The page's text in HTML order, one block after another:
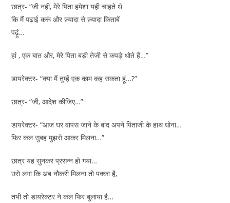
छात्र- “जी नहीं, मेरे पिता हमेशा यही चाहते थे
कि मैं पढ़ाई करूं और ज़्यादा से ज़्यादा किताबें
पढ़ूं…
हां , एक बात और, मेरे पिता बड़ी तेजी से कपड़े धोते हैं…”
डायरेक्टर- “क्या मैं तुम्हें एक काम कह सकता हूं…?”
छात्र- “जी, आदेश कीजिए…”
डायरेक्टर- “आज घर वापस जाने के बाद अपने पिताजी के हाथ धोना…
फिर कल सुबह मुझसे आकर मिलना…”
छात्र यह सुनकर प्रसन्न हो गया…
उसे लगा कि अब नौकरी मिलना तो पक्का है,
तभी तो डायरेक्टर ने कल फिर बुलाया है…